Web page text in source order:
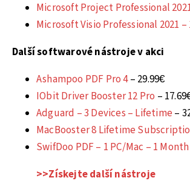
Microsoft Project Professional
Microsoft Visio Professional 2021 –
Další softwarové nástroje v akci
Ashampoo PDF Pro 4– 29.99€
IObit Driver Booster 12 Pro –
Adguard – 3 Devices – Lifetime –
MacBooster 8 Lifetime
SwifDoo PDF – 1 PC/Mac – 1 Month
>>Získejte další nástroje